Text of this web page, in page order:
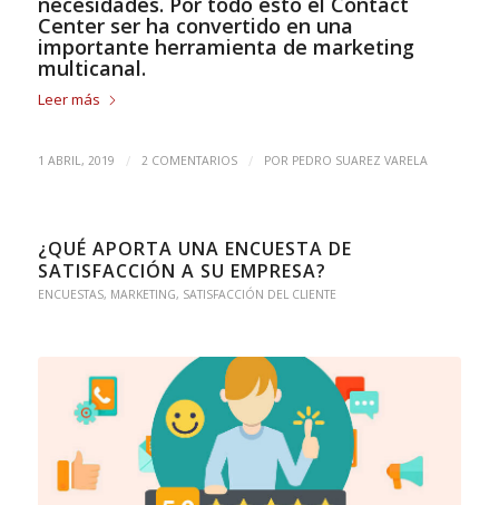
Center ser ha convertido en una
importante herramienta de marketing
multicanal.
Leer más
1 ABRIL, 2019 / 2 COMENTARIOS / POR PEDRO SUAREZ VARELA
¿QUÉ APORTA UNA ENCUESTA DE
SATISFACCIÓN A SU EMPRESA?
ENCUESTAS, MARKETING, SATISFACCIÓN DEL CLIENTE